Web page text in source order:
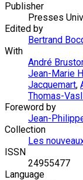
Publisher
Presses
Edited by
Bertrand
With
André
Jean-Marie
Jacquemart,
Thomas-
Foreword by
Jean-
Collection
Les
ISSN
24955477
Language